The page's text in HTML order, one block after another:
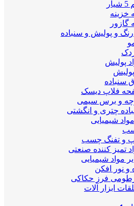
خزینه
گازور
و پولیش و سنباده
پولیش
سنباده
فلاپ دیسک
و برس سیمی
چتری و انگشتی
شیمیایی
و تفنگ چسب
تمیز کننده صنعتی
مواد شیمیایی
و نور افکن
فرز حکاکی
ابزار آلات